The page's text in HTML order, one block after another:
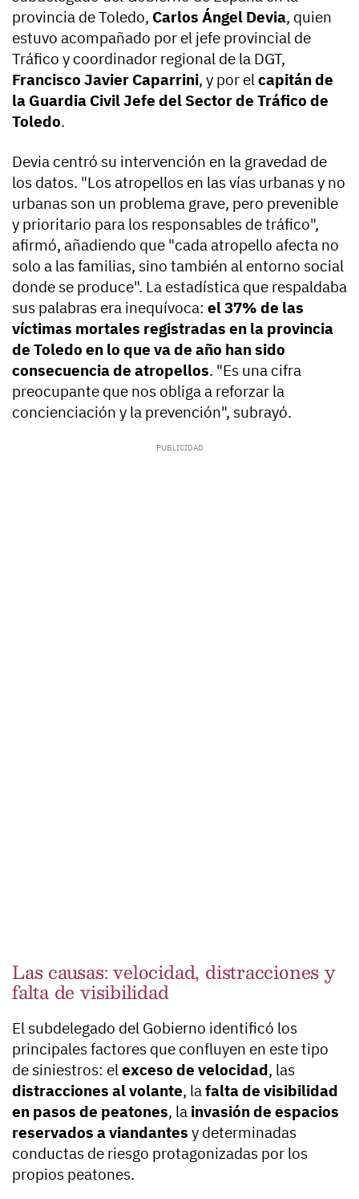
provincia de Toledo, Carlos Ángel Devia, quien
estuvo acompañado por el jefe provincial de
Tráfico y coordinador regional de la DGT,
Francisco Javier Caparrini, y por elcapitán de
la Guardia Civil Jefe del Sector de Tráfico de
Toledo.
Devia centró su intervención en la gravedad de
los datos. "Los atropellos en las vías urbanas y no
urbanas son un problema grave, pero prevenible
y prioritario para los responsables de tráfico",
afirmó, añadiendo que "cada atropello afecta no
solo a las familias, sino también al entorno social
donde se produce". La estadística que respaldaba
sus palabras era inequívoca: el 37% de las
víctimas mortales registradas en la provincia
de Toledo en lo que va de año han sido
consecuencia de atropellos. "Es una cifra
preocupante que nos obliga a reforzar la
concienciación y la prevención", subrayó.
Las causas: velocidad, distracciones y
falta de visibilidad
El subdelegado del Gobierno identificó los
principales factores que confluyen en este tipo
de siniestros: elexceso de velocidad, las
distracciones al volante, lafalta de visibilidad
en pasos de peatones, la invasión de espacios
reservados a viandantes y determinadas
conductas de riesgo protagonizadas por los
propios peatones.